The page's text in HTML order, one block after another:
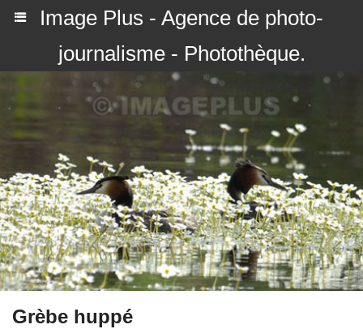
Image Plus - Agence de photo-
journalisme - Photothèque.
Grèbe huppé